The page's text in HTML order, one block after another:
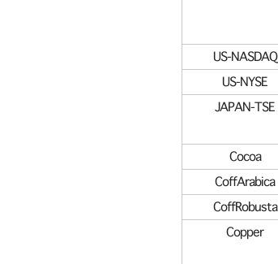
US-NASDAQ
US-NYSE
JAPAN-TSE
Cocoa
CoffArabica
CoffRobusta
Copper